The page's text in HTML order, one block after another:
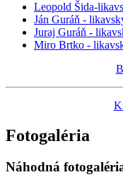
Leopold Šida-
Ján Guráň -
Juraj Guráň -
Miro Brtko -
Fotogaléria
Náhodná